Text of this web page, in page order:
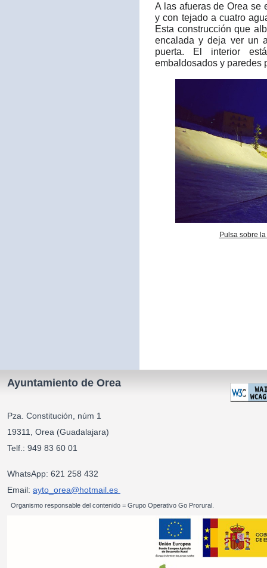
A las afueras de Orea se
y con tejado a cuatro
Esta construcción que
encalada y deja ver un
puerta. El interior
embaldosados y paredes
Pulsa sobre
Ayuntamiento de Orea
Pza. Constitución, núm 1
19311, Orea (Guadalajara)
Telf.: 949 83 60 01
WhatsApp: 621 258 432
Email: ayto_orea@hotmail.es
Organismo responsable del contenido = Grupo Operativo Go Prorural.